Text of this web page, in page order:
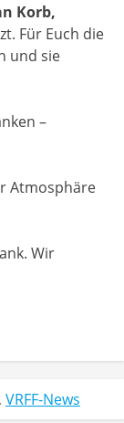
Korb,
Für Euch die
und sie
–
Atmosphäre
Wir
, VRFF-News